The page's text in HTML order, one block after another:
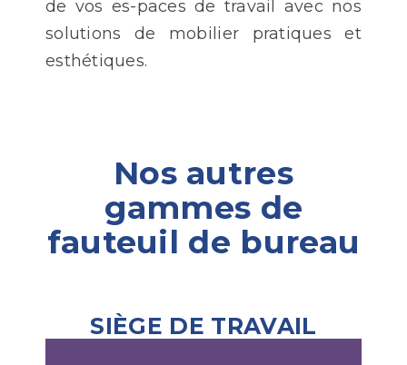
de vos es-paces de travail avec nos
solutions de mobilier pratiques et
esthétiques.
Nos autres
gammes de
fauteuil de bureau
SIÈGE DE TRAVAIL